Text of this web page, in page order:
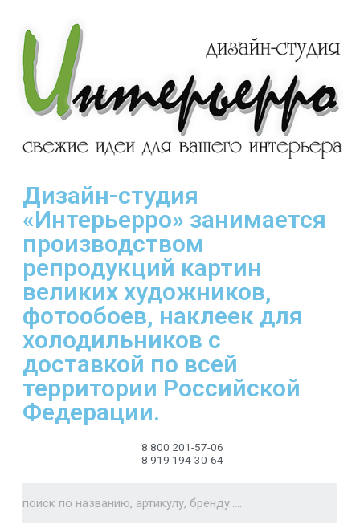
Дизайн-студия
«Интерьерро» занимается
производством
репродукций картин
великих художников,
фотообоев, наклеек для
холодильников с
доставкой по всей
территории Российской
Федерации.
8 800 201-57-06
8 919 194-30-64